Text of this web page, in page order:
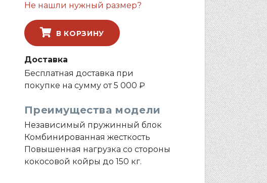
Не нашли нужный размер?
В КОРЗИНУ
Доставка
Бесплатная доставка при
покупке на сумму от 5 000 ₽
Преимущества модели
Независимый пружинный блок
Комбинированная жесткость
Повышенная нагрузка со стороны
кокосовой койры до 150 кг.